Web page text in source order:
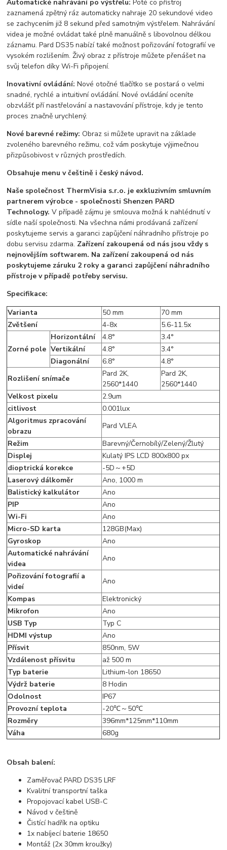
Automatické nahrávání po výstřelu:Poté co přístroj
zaznamená zpětný ráz automaticky nahraje 20 sekundové video
se zachycením již 8 sekund před samotným výstřelem. Nahrávání
videa je možné ovládat také plně manuálně s libovolnou délkou
záznamu. Pard DS35 nabízí také možnost pořizování fotografií ve
vysokém rozlišením. Živý obraz z přístroje můžete přenášet na
svůj telefon díky Wi-Fi připojení.
Inovativní ovládání: Nové otočné tlačítko se postará o velmi
snadné, rychlé a intuitivní ovládání. Nové ovládání oceníte
obzvlášť pří nastřelování a nastavování přístroje, kdy je tento
proces značně urychlený.
Nové barevné režimy:Obraz si můžete upravit na základe
zvoleného barevného režimu, což vám poskytuje výjimečnou
přizpůsobivost v různých prostředích.
Obsahuje menu v češtině i český návod.
Naše společnost ThermVisia s.r.o. je exkluzivním smluvním
partnerem výrobce - společnosti Shenzen PARD
Technology. V případě zájmu je smlouva možná k nahlédnutí v
sídle naší společnosti. Na všechna námi prodávaná zařízení
poskytujeme servis a garanci zapůjčení náhradního přístroje po
dobu servisu zdarma. Zařízení zakoupená od nás jsou vždy s
nejnovějším softwarem. Na zařízení zakoupená od nás
poskytujeme záruku 2 roky a garanci zapůjčení náhradního
přístroje v případě potřeby servisu.
Specifikace:
Varianta
50 mm
70 mm
Zvětšení
4-8x 5.6-11.5x
Zorné pole
Horizontální 4.8°
3.4°
Vertikální
4.8°
3.4°
Diagonální
6.8°
4.8°
Rozlišení snímače
Pard 2K,
2560*1440
Pard 2K,
2560*1440
Velkost pixelu
2.9um
citlivost
0.001lux
Algoritmus zpracování
obrazu
Pard VLEA
Režim
Barevný/Černobílý/Zelený/Žlutý
Displej
Kulatý IPS LCD 800x800 px
dioptrická korekce
-5D～+5D
Laserový dálkoměr
Ano, 1000 m
Balistický kalkulátor
Ano
PIP
Ano
Wi-Fi
Ano
Micro-SD karta
128GB(Max)
Gyroskop
Ano
Automatické nahrávání
videa
Ano
Pořizování fotografií a
videí
Ano
Kompas
Elektronický
Mikrofon
Ano
USB Typ
Typ C
HDMI výstup
Ano
Přísvit
850nm, 5W
Vzdálenost přísvitu
až 500 m
Typ baterie
Lithium-lon 18650
Výdrž baterie
8 Hodin
Odolnost
IP67
Provozní teplota
-20℃～50℃
Rozměry
396mm*125mm*110mm
Váha
680g
Obsah balení:
Zaměřovač PARD DS35 LRF
Kvalitní transportní taška
Propojovací kabel USB-C
Návod v češtině
Čistící hadřík na optiku
1x nabíjecí baterie 18650
Montáž (2x 30mm kroužky)